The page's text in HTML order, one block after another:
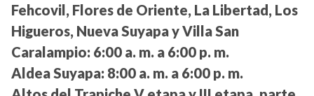
Fehcovil, Flores de Oriente, La Libertad, Los
Higueros, Nueva Suyapa y Villa San
Caralampio: 6:00 a. m. a 6:00 p. m.
Aldea Suyapa: 8:00 a. m. a 6:00 p. m.